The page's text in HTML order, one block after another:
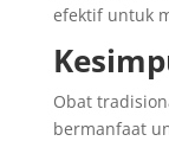
efektif untuk
Obat
bermanfaat